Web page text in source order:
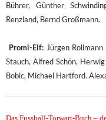
Bührer, Günther
Renzland, Bernd Großmann.
Promi-Elf: Jürgen
Stauch, Alfred Schön,
Bobic, Michael Hartford.
Das Fussball-Torwart-Buch –